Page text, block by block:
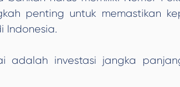
penting untuk memastikan
Indonesia.
adalah investasi jangka